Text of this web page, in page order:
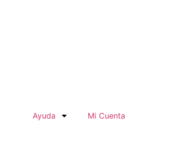
Ayuda
Mi Cuenta